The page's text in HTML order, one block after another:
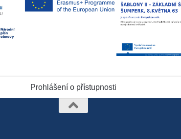
Prohlášení o přístupnosti